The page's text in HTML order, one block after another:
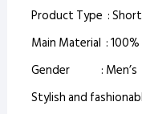
Product Type :
Main Material :
Gender : Men’s
Stylish and